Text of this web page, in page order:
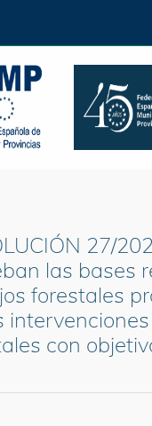
27/
las bases
forestales
con